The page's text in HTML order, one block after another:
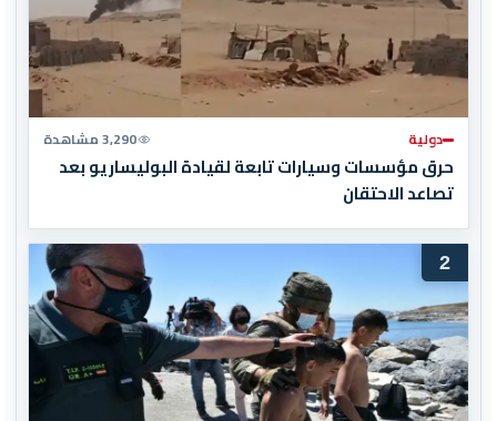
دولية 3,290 مشاهدة
حرق مؤسسات وسيارات تابعة لقيادة البوليساريو بعد
تصاعد الاحتقان
2